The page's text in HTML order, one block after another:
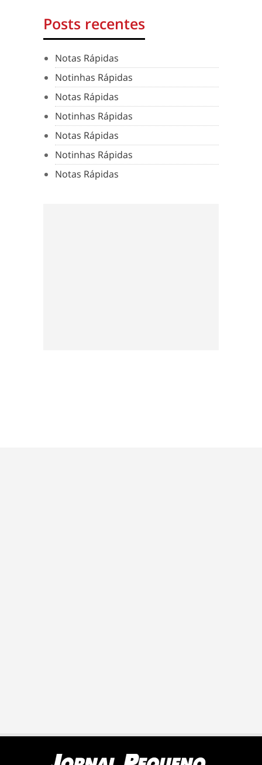
Posts recentes
Notas Rápidas
Notinhas Rápidas
Notas Rápidas
Notinhas Rápidas
Notas Rápidas
Notinhas Rápidas
Notas Rápidas